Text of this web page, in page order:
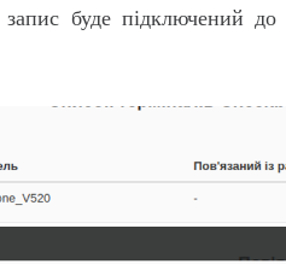
буде підключений